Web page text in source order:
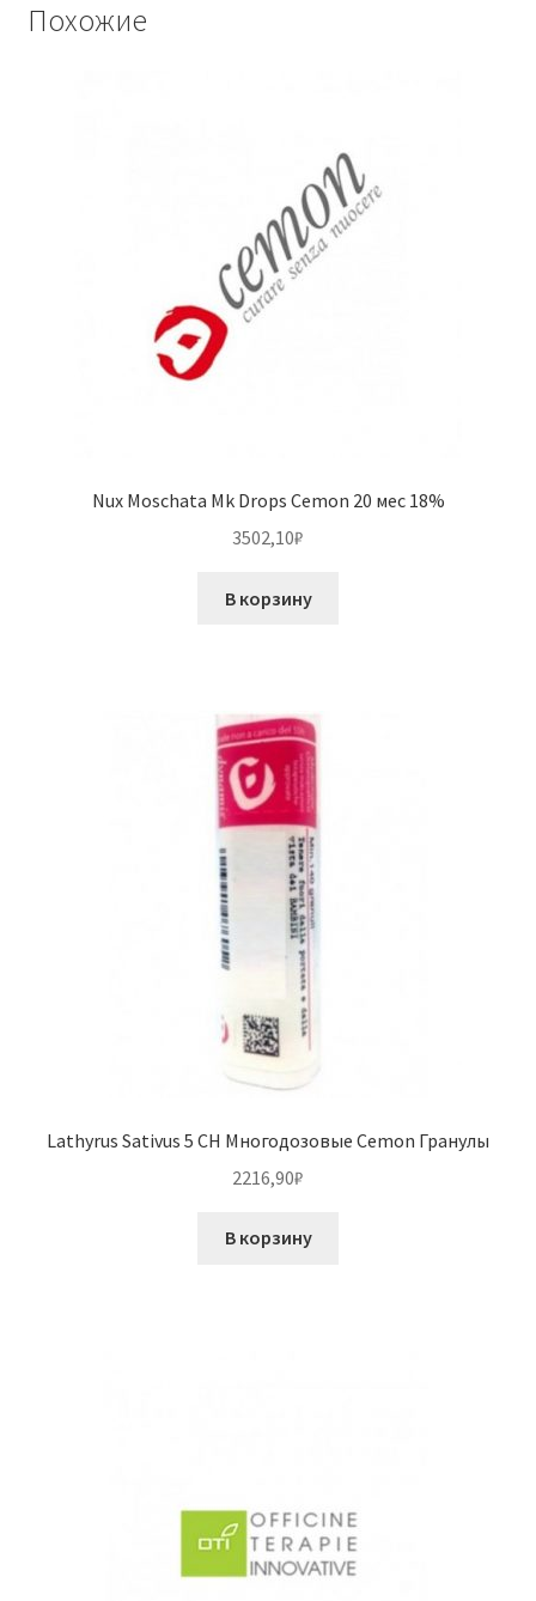
Похожие
Nux Moschata Mk Drops Cemon 20 мес 18%
3502,10₽
В корзину
Lathyrus Sativus 5 CH Многодозовые Cemon Гранулы
2216,90₽
В корзину